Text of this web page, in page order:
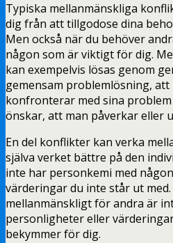
Typiska mellanmänskliga
dig från att tillgodose dina
Men också när du behöver
någon som är viktigt för dig.
kan exempelvis lösas genom
gemensam problemlösning,
konfronterar med sina
önskar, att man påverkar eller
En del konflikter kan verka
själva verket bättre på den
inte har personkemi med
värderingar du inte står ut
mellanmänskligt för andra är
personligheter eller
bekymmer för dig.